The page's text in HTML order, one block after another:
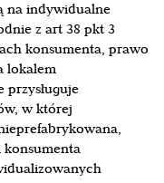
na indywidualne
z art 38 pkt 3
konsumenta, prawo
lokalem
przysługuje
w której